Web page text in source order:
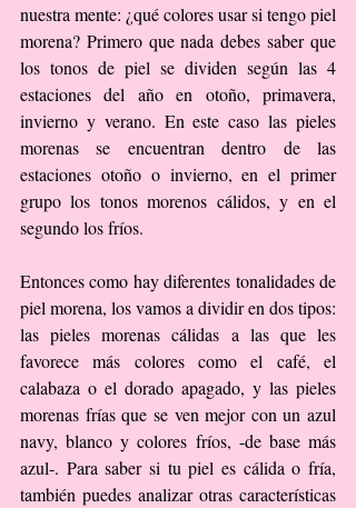
nuestra mente: ¿qué colores usar si tengo piel
morena? Primero que nada debes saber que
los tonos de piel se dividen según las 4
estaciones del año en otoño, primavera,
invierno y verano. En este caso las pieles
morenas se encuentran dentro de las
estaciones otoño o invierno, en el primer
grupo los tonos morenos cálidos, y en el
segundo los fríos.
Entonces como hay diferentes tonalidades de
piel morena, los vamos a dividir en dos tipos:
las pieles morenas cálidas a las que les
favorece más colores como el café, el
calabaza o el dorado apagado, y las pieles
morenas frías que se ven mejor con un azul
navy, blanco y colores fríos, -de base más
azul-. Para saber si tu piel es cálida o fría,
también puedes analizar otras características